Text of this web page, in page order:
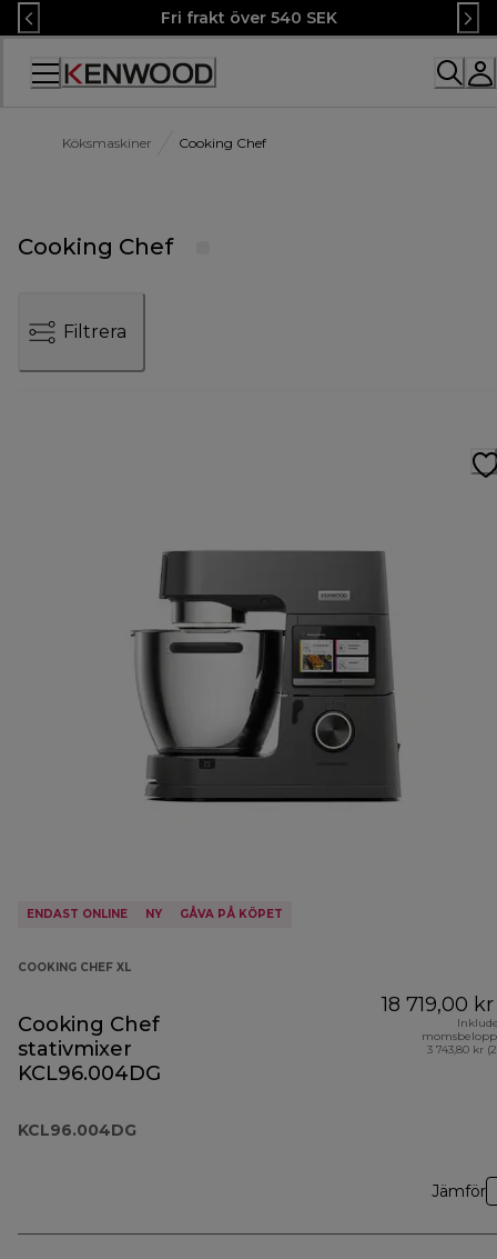
Skip
to
Content
Fri frakt över 540 SEK
Accessibility
Köksmaskiner Cooking Chef
Cooking Chef
Filtrera
ENDAST ONLINE NY GÅVA PÅ KÖPET
COOKING CHEF XL
Cooking Chef
stativmixer
KCL96.004DG
KCL96.004DG
18 719,00 kr
3 743,80 kr
Jämför